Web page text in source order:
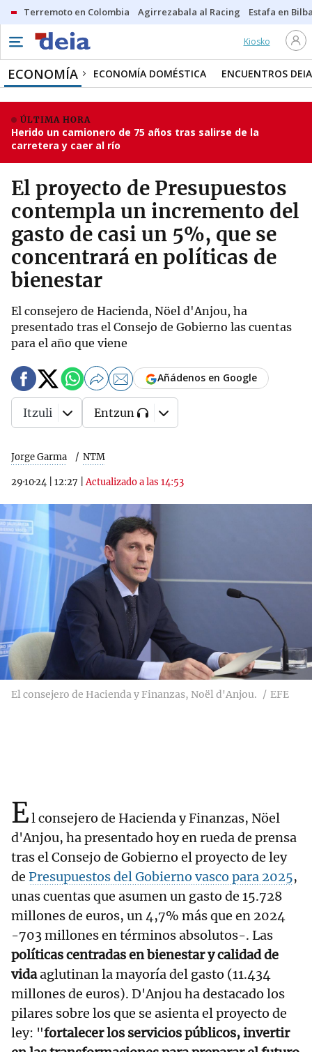
Terremoto en Colombia Agirrezabala al Racing Estafa en
Kiosko
ECONOMÍA ECONOMÍA DOMÉSTICA ENCUENTROS DEIA
ÚLTIMA HORA
Herido un camionero de 75 años tras salirse de la
carretera y caer al río
El proyecto de Presupuestos
contempla un incremento del
gasto de casi un 5%, que se
concentrará en políticas de
bienestar
El consejero de Hacienda, Nöel d'Anjou, ha
presentado tras el Consejo de Gobierno las cuentas
para el año que viene
Jorge Garma NTM
29·10·24 12:27 |Actualizado a las 14:53
Añádenos en Google
Itzuli Entzun
El consejero de Hacienda y Finanzas, Noël d'Anjou. EFE
El consejero de Hacienda y Finanzas, Nöel
d'Anjou, ha presentado hoy en rueda de prensa
tras el Consejo de Gobierno el proyecto de ley
de Presupuestos del Gobierno vasco para 2025,
unas cuentas que asumen un gasto de 15.728
millones de euros, un 4,7% más que en 2024
-703 millones en términos absolutos-. Las
políticas centradas en bienestar y calidad de
vidaaglutinan la mayoría del gasto (11.434
millones de euros). D'Anjou ha destacado los
pilares sobre los que se asienta el proyecto de
ley: "fortalecer los servicios públicos, invertir